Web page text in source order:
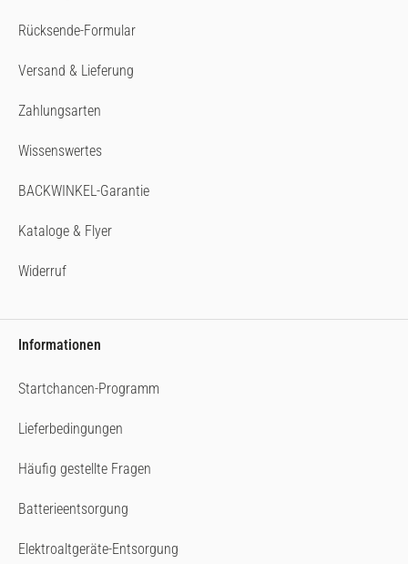
Rücksende-Formular
Versand & Lieferung
Zahlungsarten
Wissenswertes
BACKWINKEL-Garantie
Kataloge & Flyer
Widerruf
Informationen
Startchancen-Programm
Lieferbedingungen
Häufig gestellte Fragen
Batterieentsorgung
Elektroaltgeräte-Entsorgung